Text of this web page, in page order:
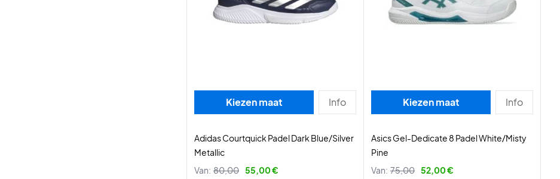
Kiezen maat Info
Adidas Courtquick Padel Dark Blue/Silver
Metallic
Van: 80,00 55,00 €
Kiezen maat Info
Asics Gel-Dedicate 8 Padel White/Misty
Pine
Van: 75,00 52,00 €